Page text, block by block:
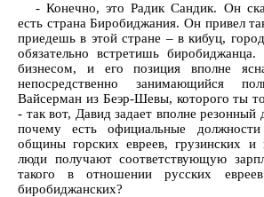
- Конечно, это Радик Сандик. Он
есть страна Биробиджания. Он привел
приедешь в этой стране – в кибуц,
обязательно встретишь биробиджанца.
бизнесом, и его позиция вполне
непосредственно занимающийся
Вайсерман из Беэр-Шевы, которого ты
- так вот, Давид задает вполне резонный
почему есть официальные должности
общины горских евреев, грузинских и
люди получают соответствующую
такого в отношении русских
биробиджанских?